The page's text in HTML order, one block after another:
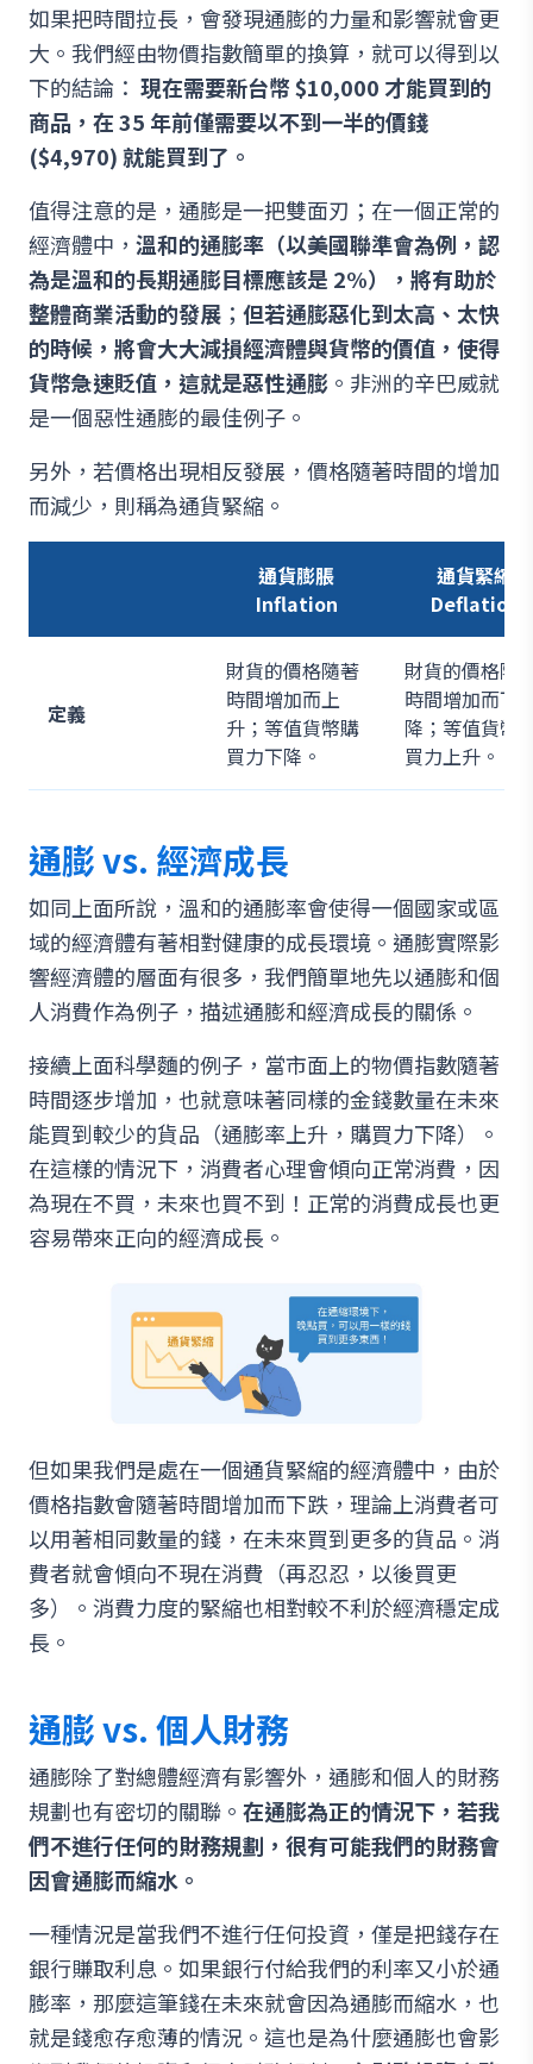
如果把時間拉長，會發現通膨的力量和影響就會更
大。我們經由物價指數簡單的換算，就可以得到以
下的結論： 現在需要新台幣 $10,000 才能買到的
商品，在 35 年前僅需要以不到一半的價錢
($4,970) 就能買到了。
值得注意的是，通膨是一把雙面刃；在一個正常的
經濟體中， 溫和的通膨率（以美國聯準會為例，認
為是溫和的長期通膨目標應該是 2%），將有助於
整體商業活動的發展 ； 但若通膨惡化到太高、太快
的時候，將會大大減損經濟體與貨幣的價值，使得
貨幣急速貶值，這就是惡性通膨 。非洲的辛巴威就
是一個惡性通膨的最佳例子。
另外，若價格出現相反發展，價格隨著時間的增加
而減少，則稱為通貨緊縮。
通貨膨脹
Inflation
通貨緊縮
Deflation
定義
財貨的價格隨著
時間增加而上
升；等值貨幣購
買力下降。
財貨的價格隨
時間增加而下
降；等值貨幣
買力上升。
通膨 vs. 經濟成長
如同上面所說，溫和的通膨率會使得一個國家或區
域的經濟體有著相對健康的成長環境。通膨實際影
響經濟體的層面有很多，我們簡單地先以通膨和個
人消費作為例子，描述通膨和經濟成長的關係。
接續上面科學麵的例子，當市面上的物價指數隨著
時間逐步增加，也就意味著同樣的金錢數量在未來
能買到較少的貨品（通膨率上升，購買力下降）。
在這樣的情況下，消費者心理會傾向正常消費，因
為現在不買，未來也買不到！正常的消費成長也更
容易帶來正向的經濟成長。
但如果我們是處在一個通貨緊縮的經濟體中，由於
價格指數會隨著時間增加而下跌，理論上消費者可
以用著相同數量的錢，在未來買到更多的貨品。消
費者就會傾向不現在消費（再忍忍，以後買更
多）。消費力度的緊縮也相對較不利於經濟穩定成
長。
通膨 vs. 個人財務
通膨除了對總體經濟有影響外，通膨和個人的財務
規劃也有密切的關聯。 在通膨為正的情況下，若我
們不進行任何的財務規劃，很有可能我們的財務會
因會通膨而縮水。
一種情況是當我們不進行任何投資，僅是把錢存在
銀行賺取利息。如果銀行付給我們的利率又小於通
膨率，那麼這筆錢在未來就會因為通膨而縮水，也
就是錢愈存愈薄的情況。這也是為什麼通膨也會影